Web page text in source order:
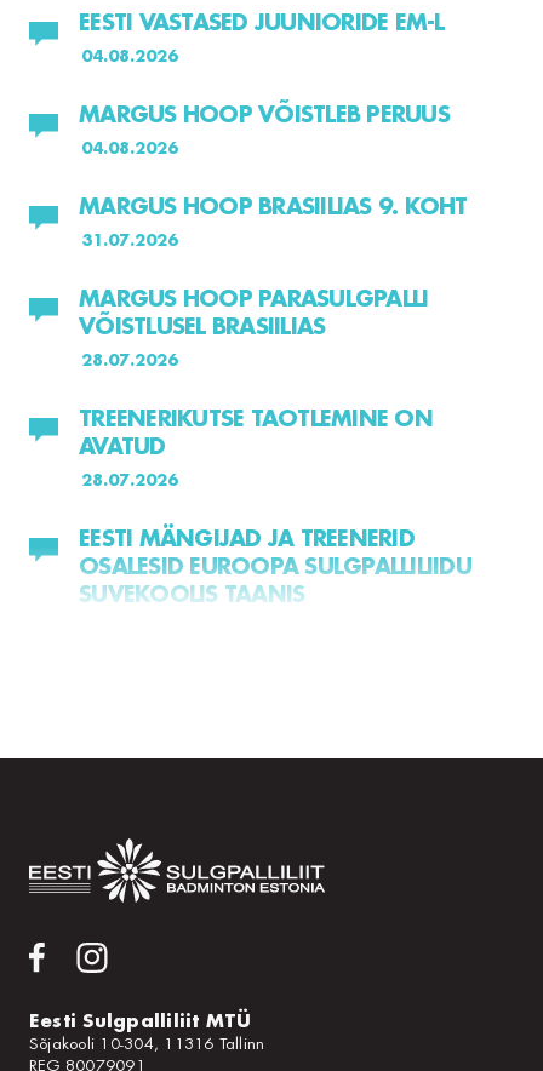
EESTI VASTASED JUUNIORIDE EM-L
04.08.2026
MARGUS HOOP VÕISTLEB PERUUS
04.08.2026
MARGUS HOOP BRASIILIAS 9. KOHT
31.07.2026
MARGUS HOOP PARASULGPALLI
VÕISTLUSEL BRASIILIAS
28.07.2026
TREENERIKUTSE TAOTLEMINE ON
AVATUD
28.07.2026
EESTI MÄNGIJAD JA TREENERID
OSALESID EUROOPA SULGPALLILIIDU
SUVEKOOLIS TAANIS
KARIKAETAPIL 3. KOHT
07.06.2026
POOLFINAALIS
RSL GP SARJA 2025/2026 VÕITJAD
Eesti Sulgpalliliit MTÜ
Sõjakooli 10-304, 11316 Tallinn
REG 80079091